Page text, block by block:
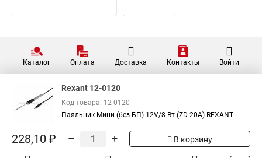
Каталог Оплата Доставка Контакты Войти
Rexant 12-0120
Код товара: 12-0120
Паяльник Мини (без БП) 12V/8 Вт (ZD-20A) REXANT
228,10 ₽ – + В корзину